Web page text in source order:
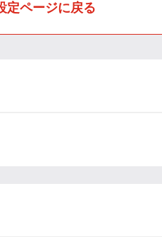
定ページに戻る